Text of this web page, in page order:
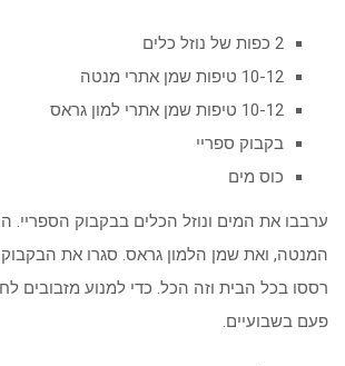
2 כפות של נוזל כלים
10-12 טיפות שמן אתרי מנטה
10-12 טיפות שמן אתרי למון גראס
בקבוק ספריי
כוס מים
ערבבו את המים ונוזל הכלים בבקבוק הספריי.
המנטה, ואת שמן הלמון גראס. סגרו את הבקבוק
רססו בכל הבית וזה הכל. כדי למנוע מזבובים
פעם בשבועיים.